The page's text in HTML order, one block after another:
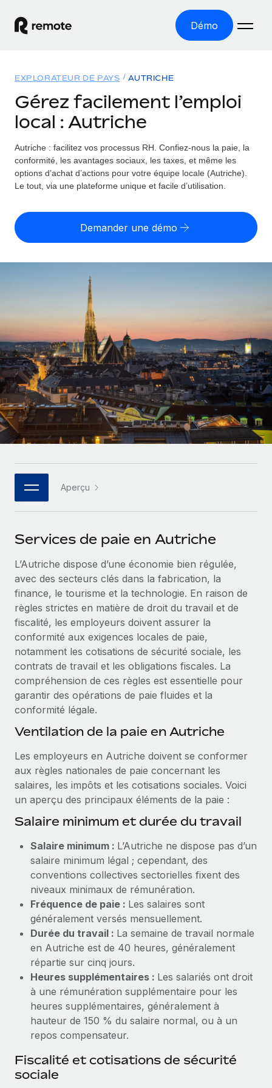
Démo
EMPLOI À L’INTERNATIONAL
Paie multipays
Gérez la paie facilement et en toute conformité
Employer of record
entités
Gestion des freelances
Intégrez et gérez vos freelances partout dans le monde
Sous-traitez les opérations complexes liées à l’emploi
INFRASTRUCTURE
Intégration Remote
Intégrez vos RH aux flux de travail en toute simplicité
Des fonctions RH clés intégrées pour votre équipe
Connectez n'importe quel outil d’IA à Remote grâce à
notre MCP
Rationalisez vos processus avec des outils essentiels
SERVICES
Demandez aux experts
Recevez des conseils d’experts sur les RH à
l’international et la conformité
Contrôles d’antécédents
Simplifiez vos processus de présélection des
candidats
Remote Watchtower
Gardez un temps d’avance sur les risques en
Gestion des appareils
Achetez et suivez vos équipements informatiques
dans le monde entier
Création d’entité
conformité
Mobilité et déménagement international
Organisez facilement le déménagement de vos
employés
Avantages sociaux
Gérez facilement les avantages sociaux
Solutions
COUVERTURE MONDIALE
Explorateur de pays
Toutes les informations sur l’emploi à l’international,
Explorateur des États-Unis (par État)
Simplifiez l’embauche à travers les différents États des
Comparer Remote
Examinez notre service par rapport aux autres
Start-ups
Des solutions agiles et internationales pour les RH et la
paie des entreprises en pleine croissance
Entreprises intermédiaires
Développez vos équipes avec des solutions RH sur
mesure
Entreprise
Les RH à l’international pour les grandes entreprises
Partenaires stratégiques de la tech
Devenir partenaire
Explorez avec nous vos opportunités de partenariat
Remote Build
Conseil en intégrations et automatisations assistées par
ÉTUDES DE CAS
Ressources
OUTILS & CALCULATEURS
Évaluez le risque de requalification de contrat par pays
Calculateur de paiement des freelances
Découvrez les devises disponibles et les vitesses de
paiement pour vos freelances internationaux
APPRENDRE AVEC REMOTE
Recherche et guides
Études de cas
Checklists et modèles
Descriptions de postes
Salle de presse
Données sur les salaires et les talents
Centre de ressources
Obtenir de l’aide
Voir toutes les ressources
BLOG
Paie multipays
EOR et PEO
Gestion des freelances
Taxes
BLOG
Mises à jour des produits de Remote :
Intégrations Gusto et Xero et Gestion des
freelances Plus
Remote a toujours pour mission d'aider les entreprises de
toute taille à embaucher, gérer et payer...
En savoir plus
Comment Phiture gère ses 55 employés
répartis dans 19 pays grâce à Remote
Phiture, un leader notable du conseil en matière de
croissance mobile internationale, encourage les...
Tarification
Français
Deutsch
Español
Italiano
Português (Portugal)
日本語
한국어
EXPLORATEUR DE PAYS AUTRICHE
Gérez facilement l’emploi
local : Autriche
Autriche : facilitez vos processus RH. Confiez-nous la paie, la
conformité, les avantages sociaux, les taxes, et même les
options d’achat d’actions pour votre équipe locale (Autriche).
Le tout, via une plateforme unique et facile d’utilisation.
Demander une démo
Aperçu
Services de paie en Autriche
L’Autriche dispose d’une économie bien régulée,
avec des secteurs clés dans la fabrication, la
finance, le tourisme et la technologie. En raison de
règles strictes en matière de droit du travail et de
fiscalité, les employeurs doivent assurer la
conformité aux exigences locales de paie,
notamment les cotisations de sécurité sociale, les
contrats de travail et les obligations fiscales. La
compréhension de ces règles est essentielle pour
garantir des opérations de paie fluides et la
conformité légale.
Ventilation de la paie en Autriche
Les employeurs en Autriche doivent se conformer
aux règles nationales de paie concernant les
salaires, les impôts et les cotisations sociales. Voici
un aperçu des principaux éléments de la paie :
Salaire minimum et durée du travail
Salaire minimum : L’Autriche ne dispose pas d’un
salaire minimum légal ; cependant, des
conventions collectives sectorielles fixent des
niveaux minimaux de rémunération.
Fréquence de paie : Les salaires sont
généralement versés mensuellement.
Durée du travail : La semaine de travail normale
en Autriche est de 40 heures, généralement
répartie sur cinq jours.
Heures supplémentaires : Les salariés ont droit
à une rémunération supplémentaire pour les
heures supplémentaires, généralement à
hauteur de 150 % du salaire normal, ou à un
repos compensateur.
Fiscalité et cotisations de sécurité
sociale